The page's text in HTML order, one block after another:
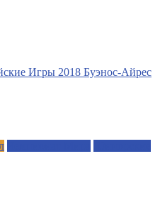
Игры 2018 Буэнос-Айрес